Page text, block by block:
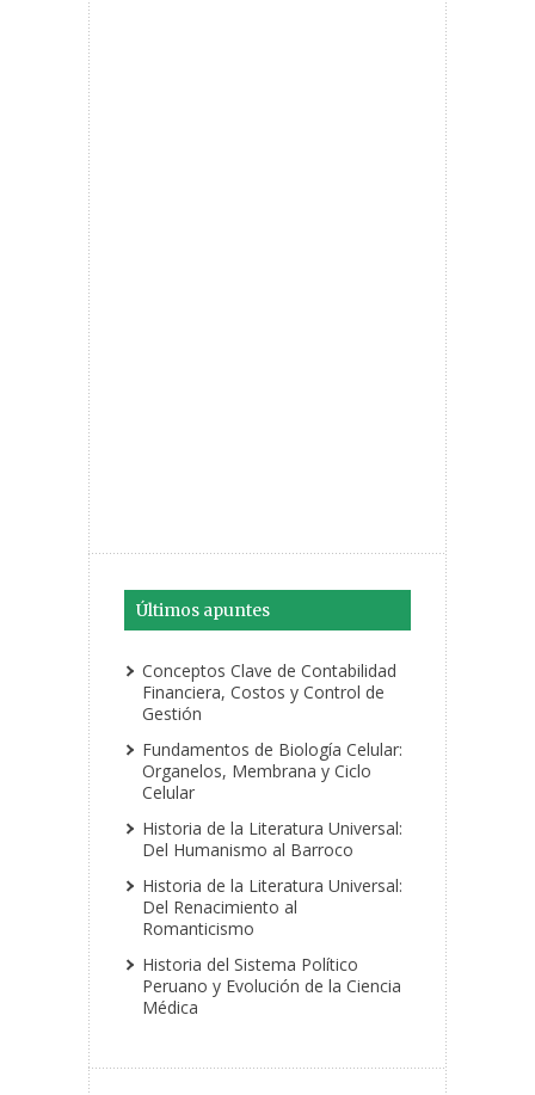
Últimos apuntes
Conceptos Clave de Contabilidad
Financiera, Costos y Control de
Gestión
Fundamentos de Biología Celular:
Organelos, Membrana y Ciclo
Celular
Historia de la Literatura Universal:
Del Humanismo al Barroco
Historia de la Literatura Universal:
Del Renacimiento al
Romanticismo
Historia del Sistema Político
Peruano y Evolución de la Ciencia
Médica